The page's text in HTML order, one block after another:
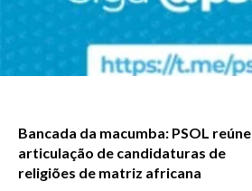
Bancada da macumba: PSOL reúne
articulação de candidaturas de
religiões de matriz africana